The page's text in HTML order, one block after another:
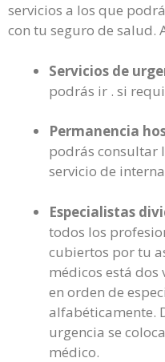
servicios a los que
con tu seguro de salud.
Servicios de
podrás ir . si
Permanencia
podrás consultar
servicio de
Especialistas
todos los
cubiertos por tu
médicos está dos
en orden de
alfabéticamente.
urgencia se
médico.